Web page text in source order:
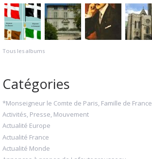
Tous les albums
Catégories
*Monseigneur le Comte de Paris, Famille de France
Activités, Presse, Mouvement
Actualité Europe
Actualité France
Actualité Monde